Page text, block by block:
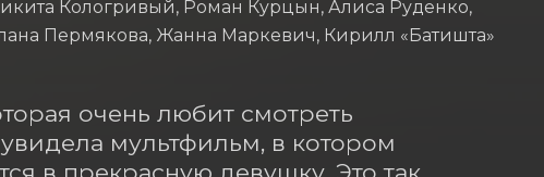
Кологривый, Роман Курцын, Алиса Руденко,
Пермякова, Жанна Маркевич, Кирилл «Батишта»
очень любит смотреть
мультфильм, в котором